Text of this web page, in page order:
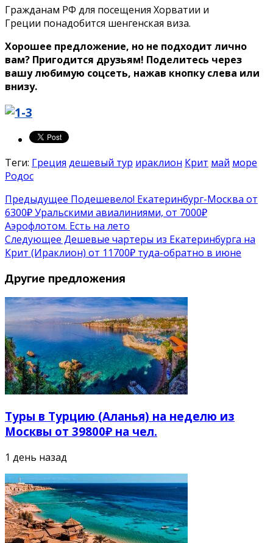
Гражданам РФ для посещения Хорватии и
Греции понадобится шенгенская виза.
Хорошее предложение, но не подходит лично
вам? Пригодится друзьям! Поделитесь через
вашу любимую соцсеть, нажав кнопку слева или
внизу.
Теги: Греция дешевый тур ираклион Крит май море
Родос
Предыдущее Подешевело! Екатеринбург-Москва от
6300₽ Уральскими авиалиниями, от 7000₽
Аэрофлотом. Есть на лето
Следующее Дешевые чартеры из Екатеринбурга на
Крит (Ираклион) от 11700₽ туда-обратно в июне
Другие предложения
Туры в Турцию (Аланья) на неделю из
Москвы от 39800₽ на чел.
1 день назад